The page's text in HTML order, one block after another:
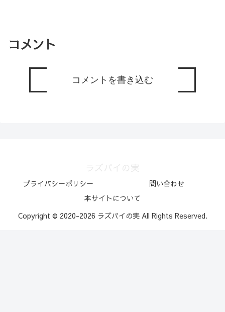
コメント
コメントを書き込む
プライバシーポリシー
問い合わせ
本サイトについて
Copyright © 2020-2026 ラズパイの実 All Rights Reserved.